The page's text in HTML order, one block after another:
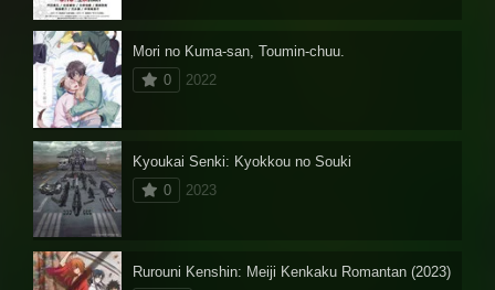
Mori no Kuma-san, Toumin-chuu.
0
2022
Kyoukai Senki: Kyokkou no Souki
0
2023
Rurouni Kenshin: Meiji Kenkaku Romantan (2023)